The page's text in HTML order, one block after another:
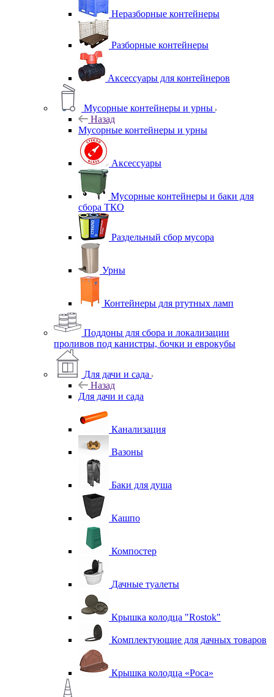
Неразборные контейнеры
Разборные контейнеры
Аксессуары для контейнеров
Мусорные контейнеры и урны
Назад
Мусорные контейнеры и урны
Аксессуары
Мусорные контейнеры и баки для
сбора ТКО
Раздельный сбор мусора
Урны
Контейнеры для ртутных ламп
Поддоны для сбора и локализации
проливов под канистры, бочки и еврокубы
Для дачи и сада
Назад
Для дачи и сада
Канализация
Вазоны
Баки для душа
Кашпо
Компостер
Дачные туалеты
Крышка колодца "Rostok"
Комплектующие для дачных товаров
Крышка колодца «Роса»